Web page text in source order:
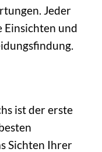
Jeder
und
ist der erste
Sichten Ihrer